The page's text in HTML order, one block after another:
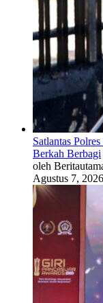
Satlantas
Berkah Berbagi
oleh
Agustus 7, 2026